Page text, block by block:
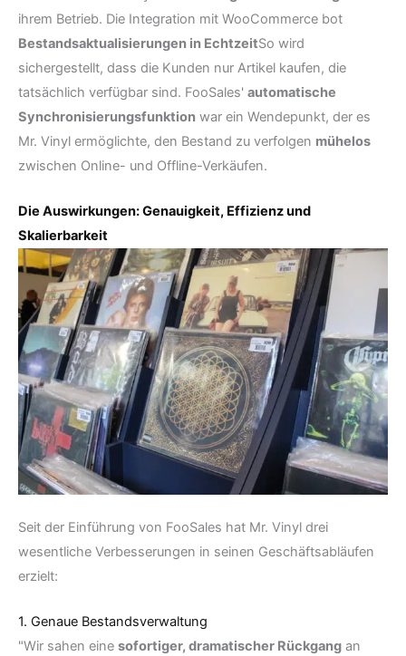
ihrem Betrieb. Die Integration mit WooCommerce bot
Bestandsaktualisierungen in EchtzeitSo wird
sichergestellt, dass die Kunden nur Artikel kaufen, die
tatsächlich verfügbar sind. FooSales' automatische
Synchronisierungsfunktion war ein Wendepunkt, der es
Mr. Vinyl ermöglichte, den Bestand zu verfolgen mühelos
zwischen Online- und Offline-Verkäufen.
Die Auswirkungen: Genauigkeit, Effizienz und
Skalierbarkeit
Seit der Einführung von FooSales hat Mr. Vinyl drei
wesentliche Verbesserungen in seinen Geschäftsabläufen
erzielt:
1. Genaue Bestandsverwaltung
"Wir sahen eine sofortiger, dramatischer Rückgang an